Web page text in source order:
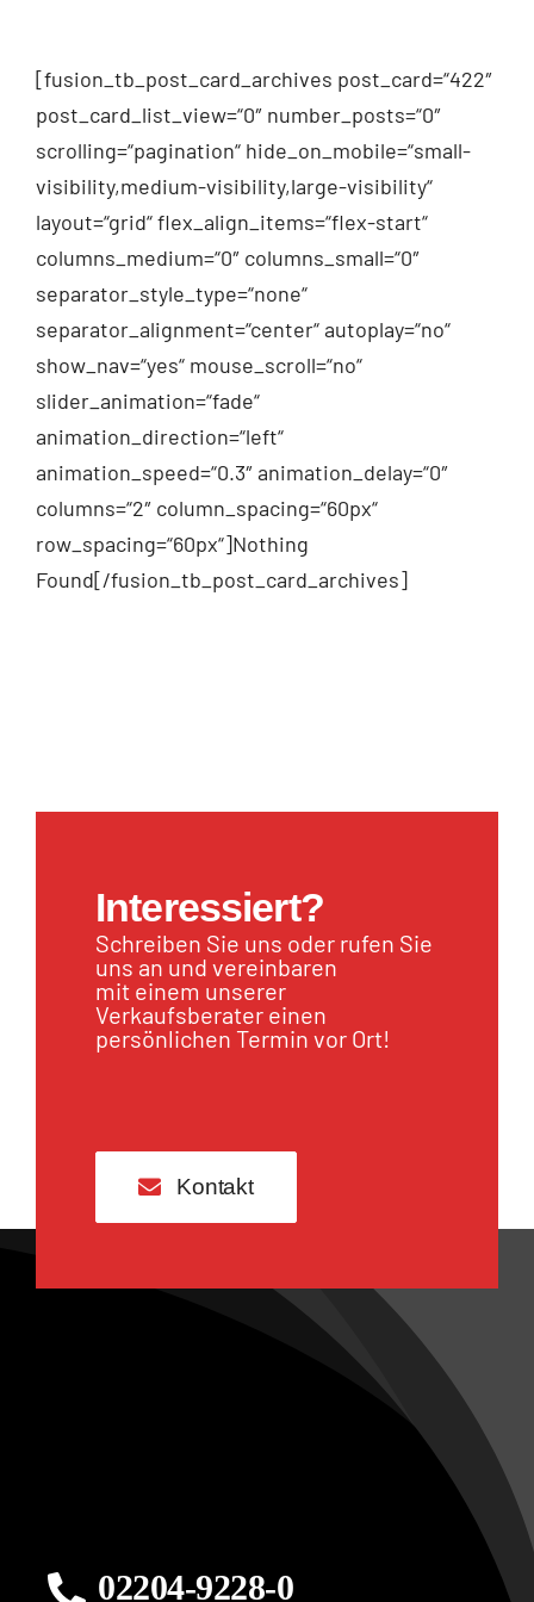
[fusion_tb_post_card_archives post_card=“422″
post_card_list_view=“0″ number_posts=“0″
scrolling=“pagination“ hide_on_mobile=“small-
visibility,medium-visibility,large-visibility“
layout=“grid“ flex_align_items=“flex-start“
columns_medium=“0″ columns_small=“0″
separator_style_type=“none“
separator_alignment=“center“ autoplay=“no“
show_nav=“yes“ mouse_scroll=“no“
slider_animation=“fade“
animation_direction=“left“
animation_speed=“0.3″ animation_delay=“0″
columns=“2″ column_spacing=“60px“
row_spacing=“60px“]Nothing
Found[/fusion_tb_post_card_archives]
Interessiert?
Schreiben Sie uns oder rufen Sie
uns an und vereinbaren
mit einem unserer
Verkaufsberater einen
persönlichen Termin vor Ort!
Kontakt
02204-9228-0